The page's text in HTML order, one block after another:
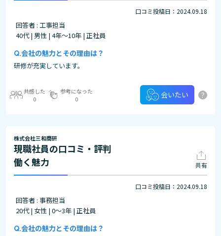
口コミ投稿日：2024.09.18
回答者 : 工事担当
40代 | 男性 | 4年～10年 | 正社員
会社の魅力とその理由は？
研修が充実しています。
共感した
0
参考になった
0
会いたい ?
株式会社三和商研
現職社員の口コミ・評判
働く魅力
共有
口コミ投稿日：2024.09.18
回答者 : 事務担当
20代 | 女性 | 0～3年 | 正社員
会社の魅力とその理由は？